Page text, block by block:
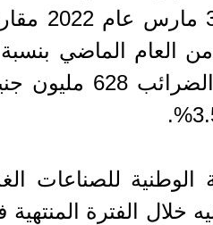
كما بلغ صافي أرباح
للصناعات